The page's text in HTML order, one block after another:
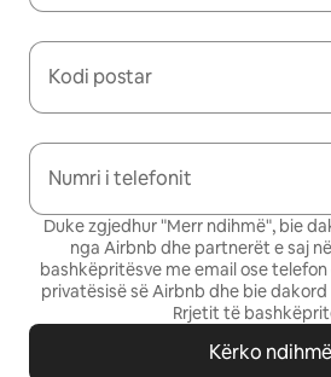
Kodi postar
Numri i telefonit
Duke zgjedhur "Merr ndihmë", bie
nga Airbnb dhe partnerët e saj
bashkëpritësve me email ose
privatësisë së Airbnb dhe bie dakord
Rrjetit të
Kërko ndihmë